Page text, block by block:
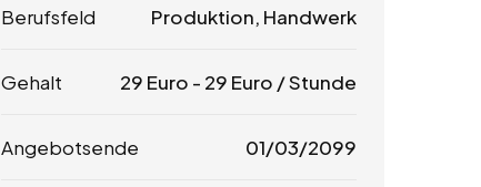
Berufsfeld Produktion, Handwerk
Gehalt 29 Euro - 29 Euro / Stunde
Angebotsende 01/03/2099